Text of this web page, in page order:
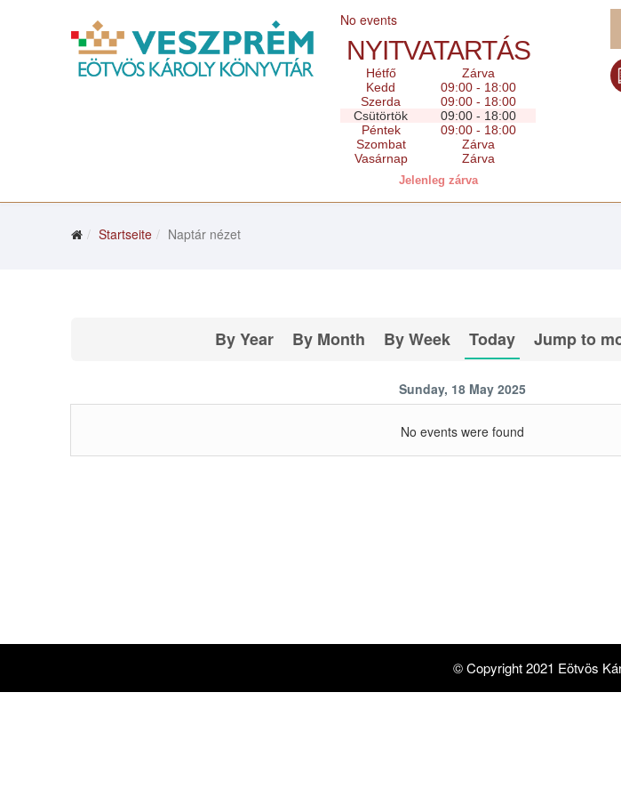
No events
NYITVATARTÁS
Hétfő
Zárva
Kedd
09:00 - 18:00
Szerda
09:00 - 18:00
Csütörtök
09:00 - 18:00
Péntek
09:00 - 18:00
Szombat
Zárva
Vasárnap
Zárva
Jelenleg zárva
Startseite Naptár nézet
By Year By Month By Week Today Jump to
Sunday, 18 May 2025
No events were found
© Copyright 2021 Eötvös